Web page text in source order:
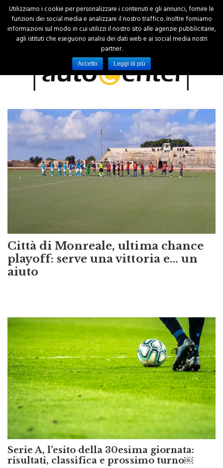
Città di Monreale, ultima chance
playoff: serve una vittoria e… un
Serie A, l’esito della 30esima giornata:
Utilizziamo i cookie per personalizzare i contenuti e gli annunci, fornire le
funzioni dei social media e analizzare il nostro traffico. Inoltre forniamo
informazioni sul modo in cui utilizzi il nostro sito alle agenzie pubblicitarie,
agli istituti che eseguono analisi dei dati web e ai social media nostri
partner.
Accetto Leggi di più